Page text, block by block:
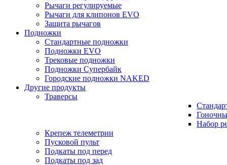
Рычаги регулируемые
Рычаги для клипонов EVO
Защита рычагов
Подножки
Стандартные подножки
Подножки EVO
Трековые подножки
Подножки Супербайк
Городские подножки NAKED
Другие продукты
Траверсы
Набор
Крепеж телеметрии
Пусковой пульт
Подкаты под перед
Подкаты под зад